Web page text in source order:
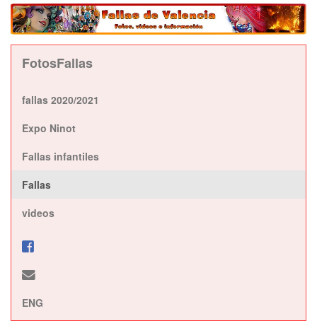
FotosFallas
fallas 2020/2021
Expo Ninot
Fallas infantiles
Fallas
videos
ENG